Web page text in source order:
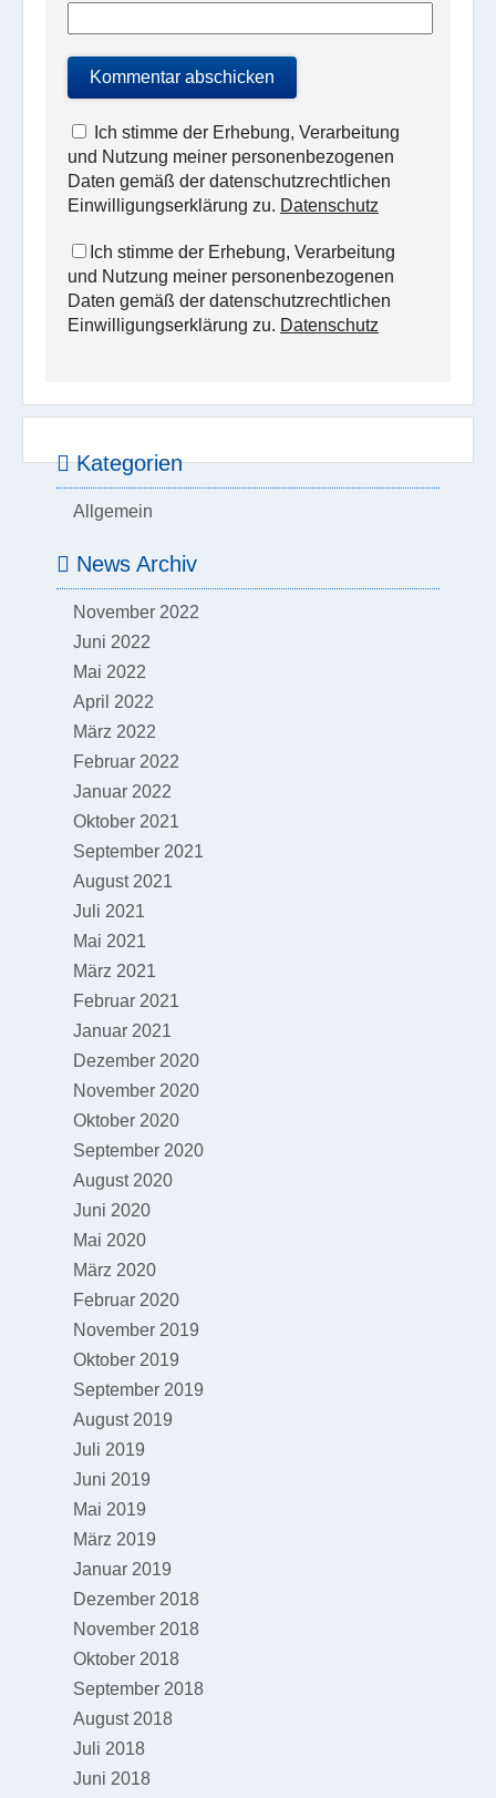
Ich stimme der Erhebung, Verarbeitung
und Nutzung meiner personenbezogenen
Daten gemäß der datenschutzrechtlichen
Einwilligungserklärung zu. Datenschutz
Ich stimme der Erhebung, Verarbeitung
und Nutzung meiner personenbezogenen
Daten gemäß der datenschutzrechtlichen
Einwilligungserklärung zu. Datenschutz
Kategorien
Allgemein
News Archiv
November 2022
Juni 2022
Mai 2022
April 2022
März 2022
Februar 2022
Januar 2022
Oktober 2021
September 2021
August 2021
Juli 2021
Mai 2021
März 2021
Februar 2021
Januar 2021
Dezember 2020
November 2020
Oktober 2020
September 2020
August 2020
Juni 2020
Mai 2020
März 2020
Februar 2020
November 2019
Oktober 2019
September 2019
August 2019
Juli 2019
Juni 2019
Mai 2019
März 2019
Januar 2019
Dezember 2018
November 2018
Oktober 2018
September 2018
August 2018
Juli 2018
Juni 2018